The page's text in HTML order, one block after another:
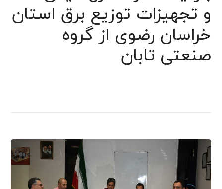
و تجهیزات توزیع برق استان
خراسان رضوی از گروه
صنعتی تابان